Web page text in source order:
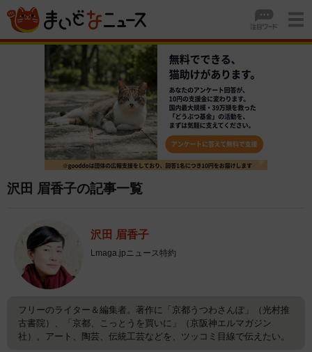
沢田 眉香子の記事一覧
沢田 眉香子
Lmaga.jpニュース特約
フリーのライター＆編集者。著作に「京都うつわさんぽ」（光村推
古書院）、「京都、こっとうを買いに」（京阪神エルマガジン
社）。アート、陶芸、伝統工芸などを、ツッコミ目線で伝えたい。